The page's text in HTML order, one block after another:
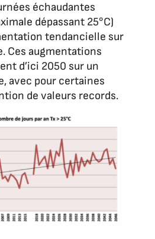
échaudantes
dépassant 25°C)
tendancielle sur
Ces augmentations
d’ici 2050 sur un
avec pour certaines
de valeurs records.